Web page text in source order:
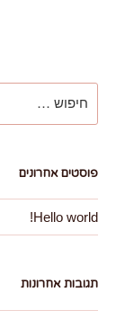
פוסטים אחרונים
Hello world!
תגובות אחרונות